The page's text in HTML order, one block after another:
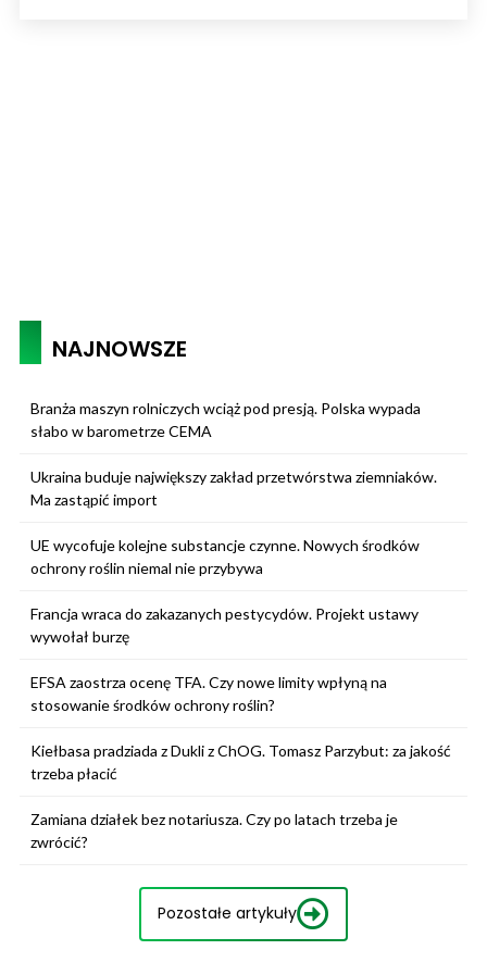
NAJNOWSZE
Branża maszyn rolniczych wciąż pod presją. Polska wypada
słabo w barometrze CEMA
Ukraina buduje największy zakład przetwórstwa ziemniaków.
Ma zastąpić import
UE wycofuje kolejne substancje czynne. Nowych środków
ochrony roślin niemal nie przybywa
Francja wraca do zakazanych pestycydów. Projekt ustawy
wywołał burzę
EFSA zaostrza ocenę TFA. Czy nowe limity wpłyną na
stosowanie środków ochrony roślin?
Kiełbasa pradziada z Dukli z ChOG. Tomasz Parzybut: za jakość
trzeba płacić
Zamiana działek bez notariusza. Czy po latach trzeba je
zwrócić?
Pozostałe artykuły